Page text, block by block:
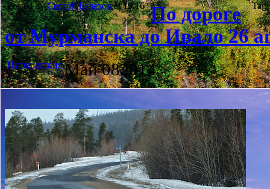
Posted byСергей Белеховat 19:16 По дороге
от Мурманска до Ивало 26
Путешествия.Май 082014